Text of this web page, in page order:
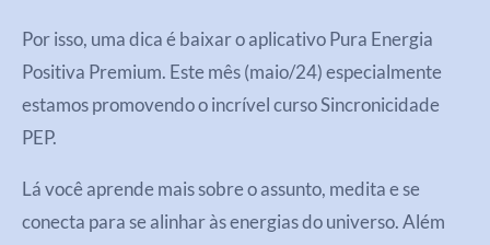
Por isso, uma dica é baixar o aplicativo Pura Energia
Positiva Premium. Este mês (maio/24) especialmente
estamos promovendo o incrível curso Sincronicidade
PEP.
Lá você aprende mais sobre o assunto, medita e se
conecta para se alinhar às energias do universo. Além